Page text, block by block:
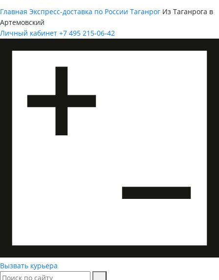
Главная Экспресс-доставка по России Таганрог Из Таганрога в
Артемовский
Личный кабинет +7 495 215-06-42
Вызвать курьера